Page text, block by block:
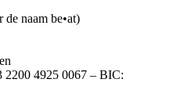
naam be•at)
4925 0067 – BIC: